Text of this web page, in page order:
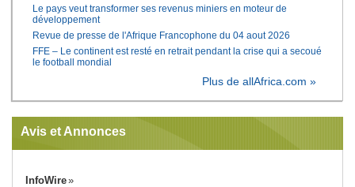
Le pays veut transformer ses revenus miniers en moteur de
développement
Revue de presse de l'Afrique Francophone du 04 aout 2026
FFE – Le continent est resté en retrait pendant la crise qui a secoué
le football mondial
Plus de allAfrica.com »
Avis et Annonces
InfoWire